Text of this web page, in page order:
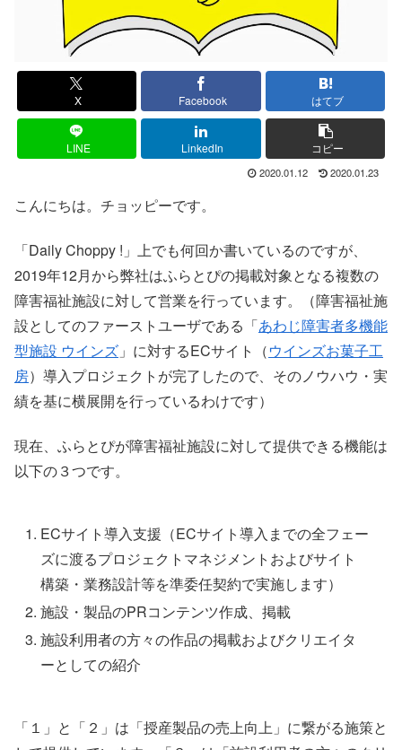
X Facebook はてブ
LINE LinkedIn コピー
2020.01.12 2020.01.23
こんにちは。チョッピーです。
「Daily Choppy !」上でも何回か書いているのですが、
2019年12月から弊社はふらとぴの掲載対象となる複数の
障害福祉施設に対して営業を行っています。（障害福祉施
設としてのファーストユーザである「あわじ障害者多機能
型施設 ウインズ 」に対するECサイト（ウインズお菓子工
房）導入プロジェクトが完了したので、そのノウハウ・実
績を基に横展開を行っているわけです）
現在、ふらとぴが障害福祉施設に対して提供できる機能は
以下の３つです。
ECサイト導入支援（ECサイト導入までの全フェー
ズに渡るプロジェクトマネジメントおよびサイト
構築・業務設計等を準委任契約で実施します）
施設・製品のPRコンテンツ作成、掲載
施設利用者の方々の作品の掲載およびクリエイタ
ーとしての紹介
「１」と「２」は「授産製品の売上向上」に繋がる施策と